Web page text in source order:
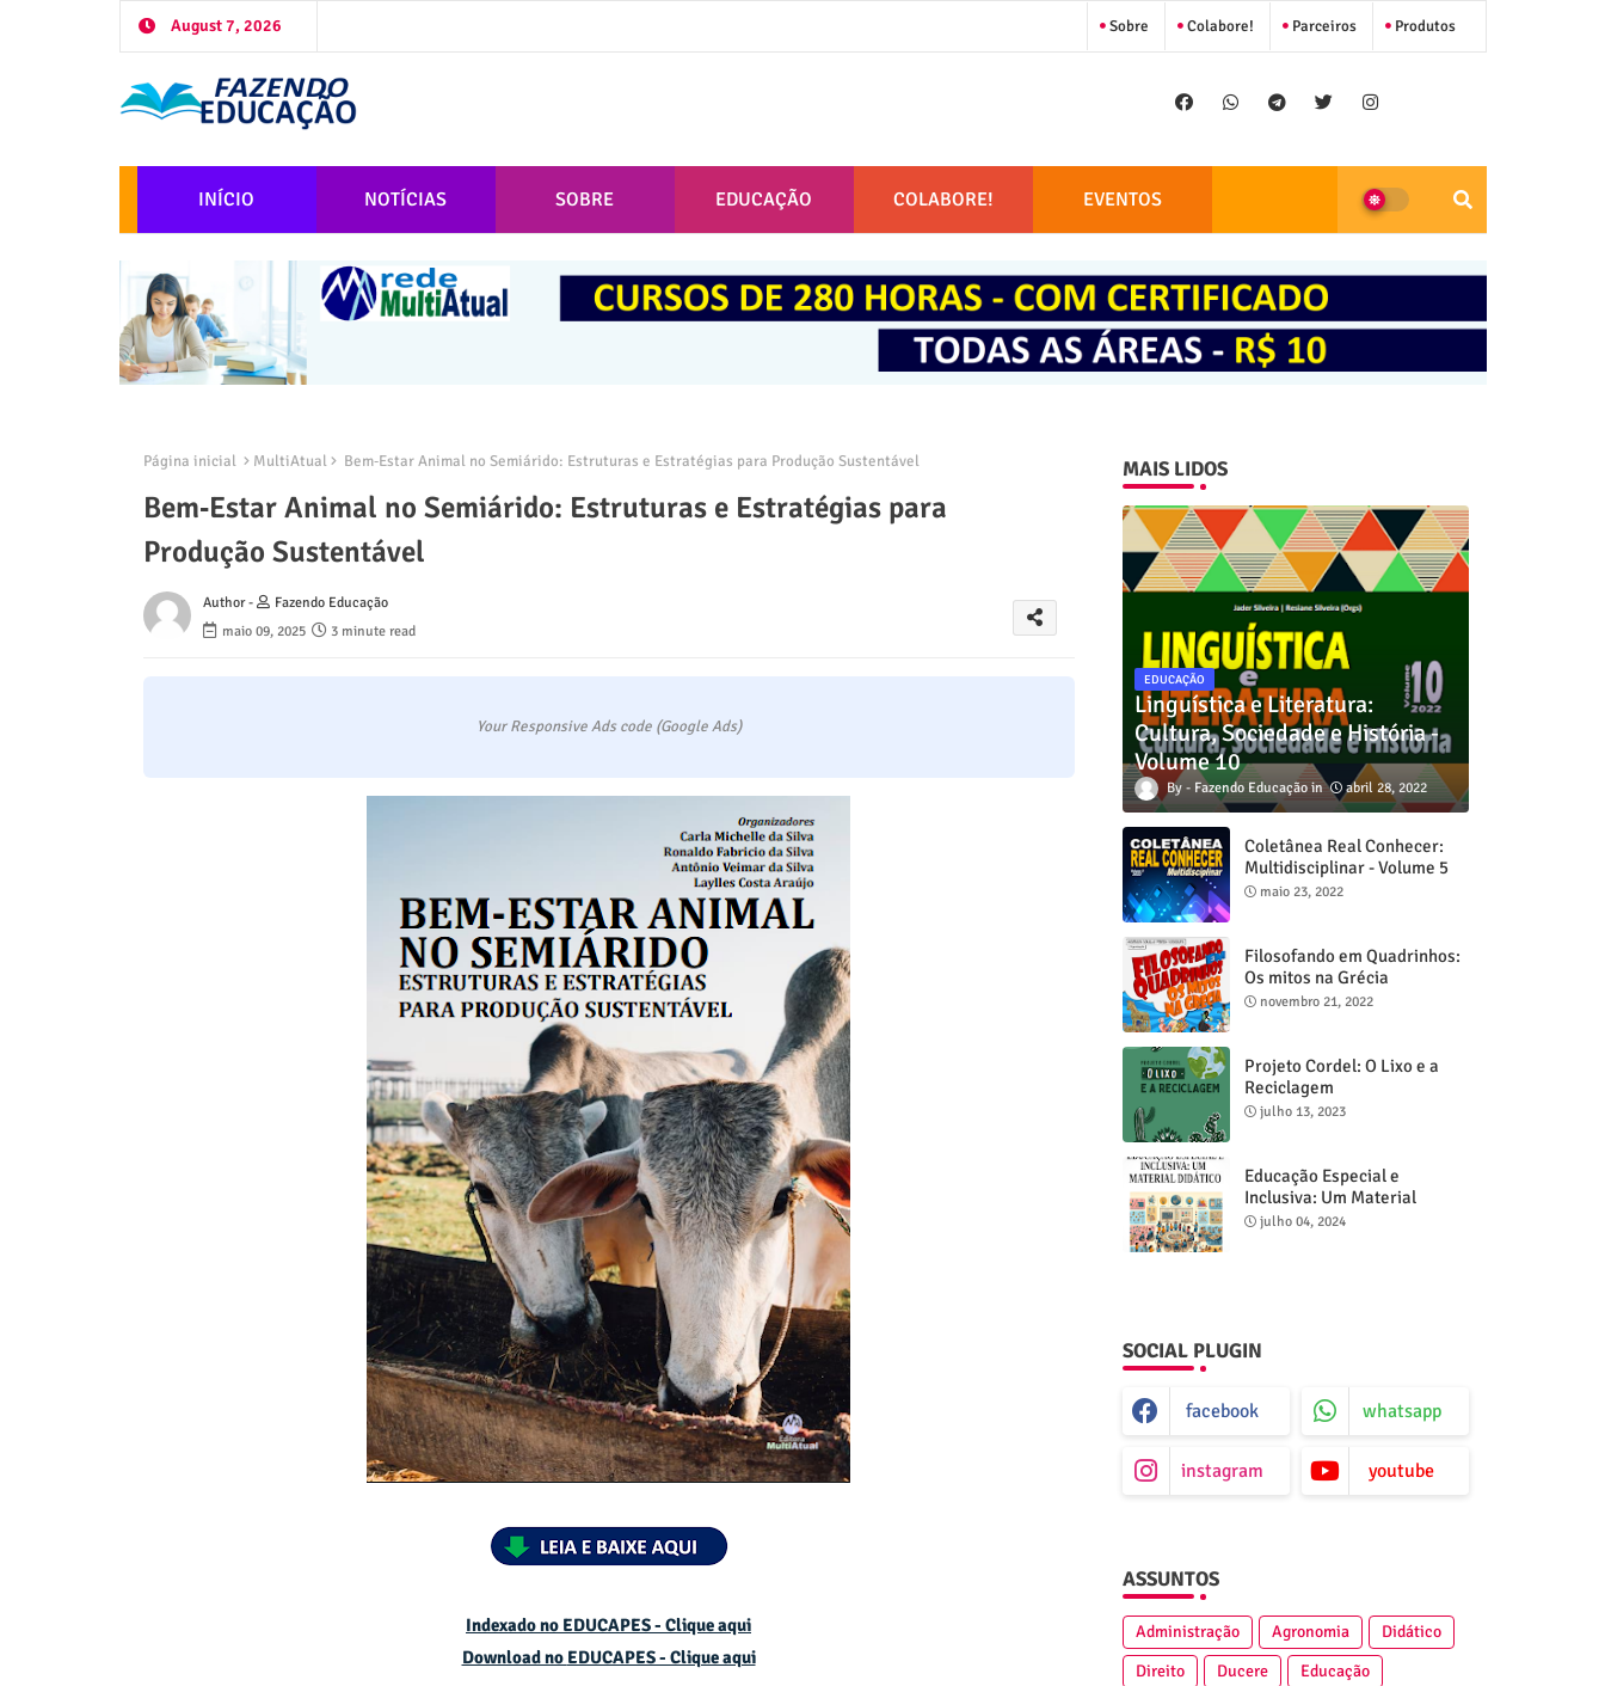
August 7, 2026 Sobre Colabore! Parceiros Produtos
INÍCIO NOTÍCIAS SOBRE EDUCAÇÃO COLABORE! EVENTOS
Página inicial MultiAtual Bem‑Estar Animal no Semiárido: Estruturas e Estratégias para Produção Sustentável
Bem‑Estar Animal no Semiárido: Estruturas e Estratégias para
Produção Sustentável
Author -
Fazendo Educação
maio 09, 2025
3 minute read
Your Responsive Ads code (Google Ads)
Indexado no EDUCAPES - Clique aqui
Download no EDUCAPES - Clique aqui
MAIS LIDOS
EDUCAÇÃO
Linguística e Literatura:
Cultura, Sociedade e História -
Volume 10
Fazendo Educação abril 28, 2022
Coletânea Real Conhecer:
Multidisciplinar - Volume 5
maio 23, 2022
Filosofando em Quadrinhos:
Os mitos na Grécia
novembro 21, 2022
Projeto Cordel: O Lixo e a
Reciclagem
julho 13, 2023
Educação Especial e
Inclusiva: Um Material
Didático
julho 04, 2024
SOCIAL PLUGIN
facebook whatsapp
instagram youtube
ASSUNTOS
Administração Agronomia
Didático
Direito
Ducere
Educação